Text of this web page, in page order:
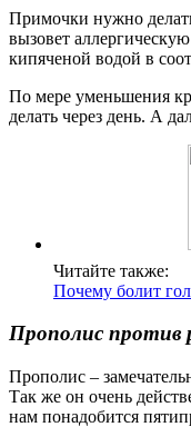
Примочки нужно
вызовет
кипяченой водой в
По мере уменьшения
делать через день. А
Читайте также:
Почему болит
Прополис против
Прополис –
Так же он очень
нам понадобится